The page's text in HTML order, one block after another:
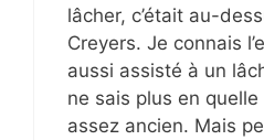
lâcher, c’était au-
Creyers. Je connais
aussi assisté à un
ne sais plus en quelle
assez ancien. Mais